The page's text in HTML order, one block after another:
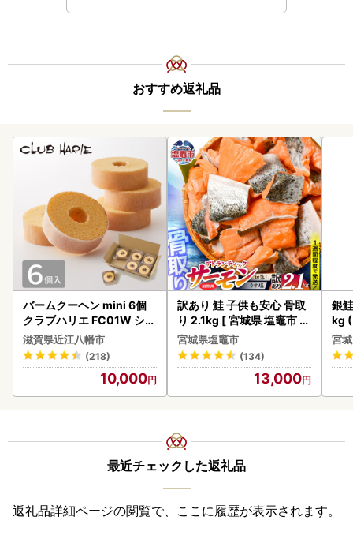
おすすめ返礼品
バームクーヘン mini 6個
クラブハリエ FC01W シェ
アボックス バウムクーヘ
ン
滋賀県近江八幡市
(218)
10,000
訳あり 鮭 子供も安心 骨取
り 2.1kg [ 宮城県 塩竈市 ]
鮭
宮城県塩竈市
(134)
13,000
銀
kg
宮
最近チェックした返礼品
返礼品詳細ページの閲覧で、ここに履歴が表示されます。